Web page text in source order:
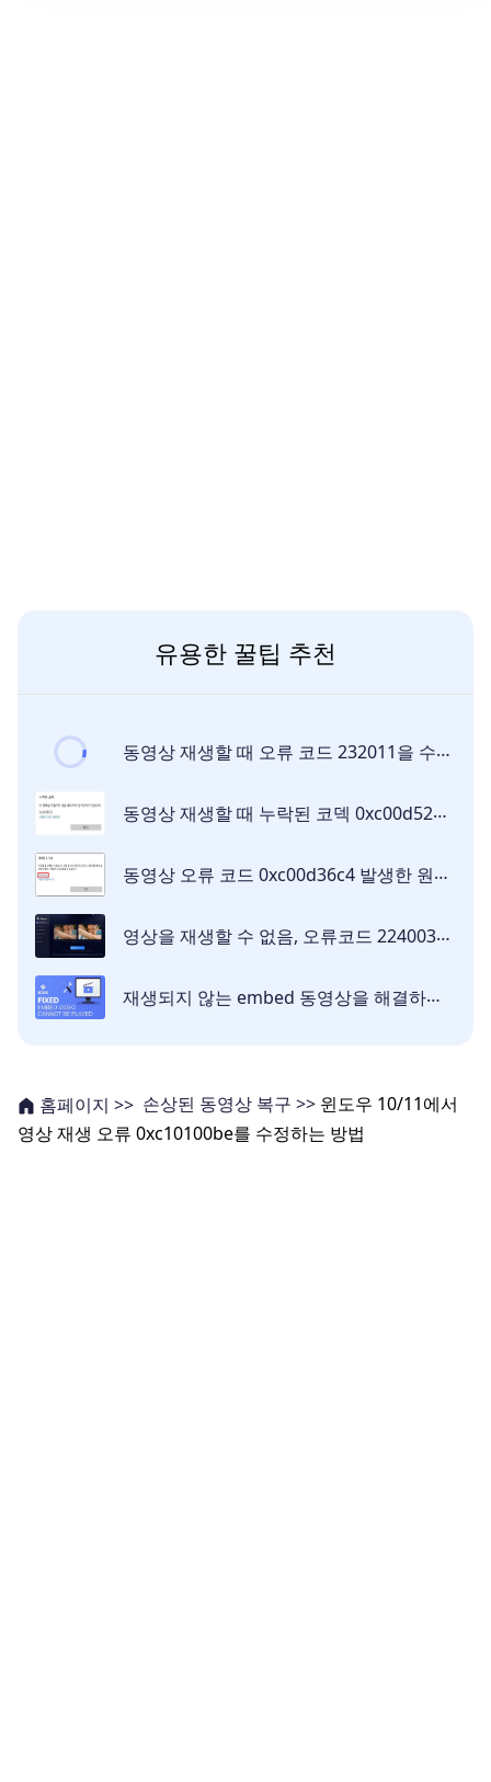
유용한 꿀팁 추천
동영상 재생할 때 오류 코드 232011을 수정하는 10가지 방법
동영상 재생할 때 누락된 코덱 0xc00d5212 오류 수정 방법
동영상 오류 코드 0xc00d36c4 발생한 원인 및 해결 방법 7가지
영상을 재생할 수 없음, 오류코드 224003가 표시될 때의 해결 방법
재생되지 않는 embed 동영상을 해결하는 법
홈페이지 >> 손상된 동영상 복구 >> 윈도우 10/11에서
영상 재생 오류 0xc10100be를 수정하는 방법